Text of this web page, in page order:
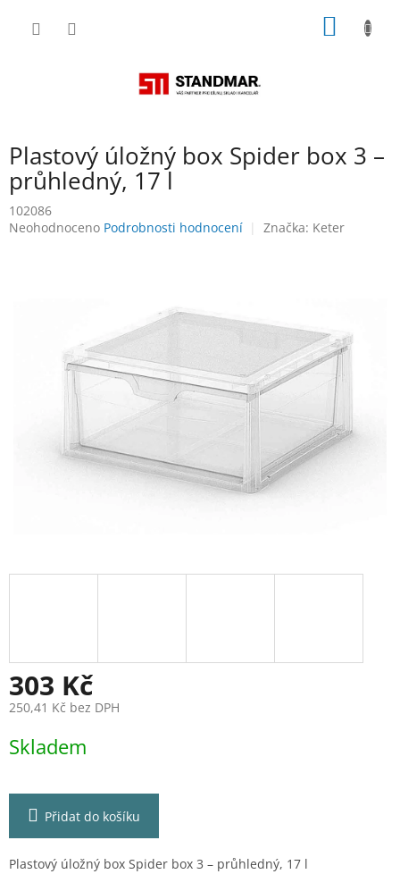
Plastový úložný box Spider box 3 –
průhledný, 17 l
102086
Průměrné
Neohodnoceno Podrobnosti hodnocení Značka: Keter
303 Kč
250,41 Kč bez DPH
cena:
Skladem
Přidat do košíku
Plastový úložný box Spider box 3 – průhledný, 17 l